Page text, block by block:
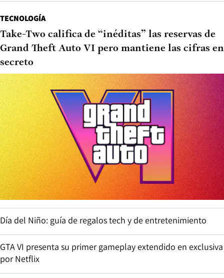
TECNOLOGÍA
Take-Two califica de “inéditas” las reservas de
Grand Theft Auto VI pero mantiene las cifras en
secreto
Día del Niño: guía de regalos tech y de entretenimiento
GTA VI presenta su primer gameplay extendido en exclusiva
por Netflix